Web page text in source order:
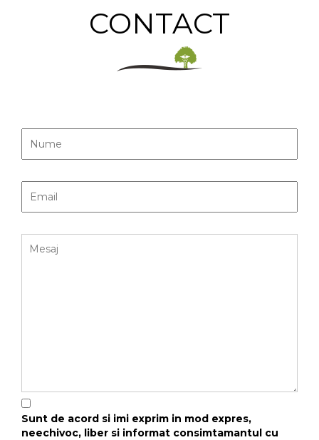
CONTACT
Sunt de acord si imi exprim in mod expres,
neechivoc, liber si informat consimtamantul cu